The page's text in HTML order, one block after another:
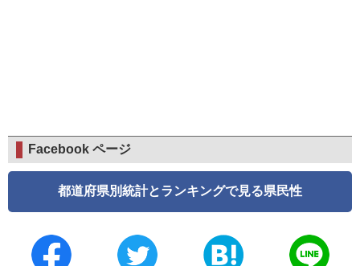
Facebook ページ
都道府県別統計とランキングで見る県民性